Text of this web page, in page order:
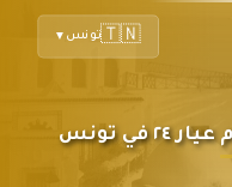
🇹🇳تونس ▼